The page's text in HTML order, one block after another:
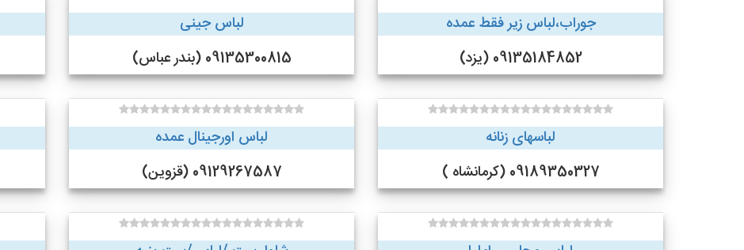
جوراب،لباس زیر فقط عمده
09135184852 (یزد)
لباس جینی
09135300815 (بندر عباس)
لباسهای زنانه
09189350327 (کرمانشاه )
لباس اورجینال عمده
09129267587 (قزوین)